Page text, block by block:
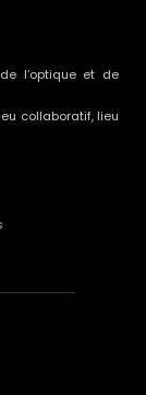
l’optique et de
collaboratif, lieu